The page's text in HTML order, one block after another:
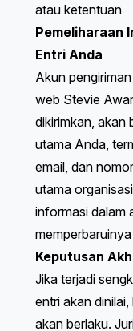
atau ketentuan
Pemeliharaan
Entri Anda
Akun
web Stevie
dikirimkan, akan
utama Anda,
email, dan
utama
informasi dalam
Keputusan
Jika terjadi
entri akan
akan berlaku.